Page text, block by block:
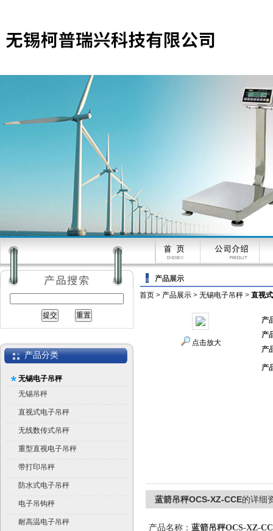
产品分类
无锡电子吊秤
无锡吊秤
直视式电子吊秤
无线数传式吊秤
重型直视电子吊秤
带打印吊秤
防水式电子吊秤
电子吊钩秤
耐高温电子吊秤
产品展示
首页 > 产品展示 > 无锡电子吊秤 > 直视
点击放大
产
产
产
产
蓝箭吊秤OCS-XZ-CCE的详细
产品名称： 蓝箭吊秤OCS-XZ-